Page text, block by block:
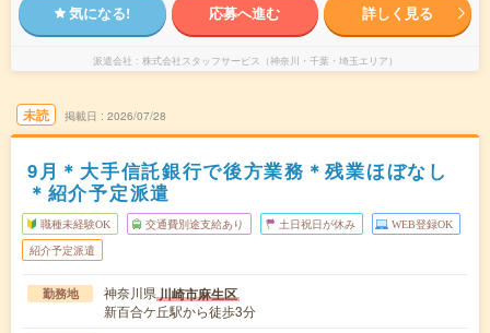
気になる! 応募へ進む 詳しく見る
派遣会社 株式会社スタッフサービス（神奈川・千葉・埼玉エリア）
未読 掲載日 2026/07/28
9月＊大手信託銀行で後方業務＊残業ほぼなし
＊紹介予定派遣
職種未経験OK 交通費別途支給あり 土日祝日が休み WEB登録OK
紹介予定派遣
勤務地 神奈川県川崎市麻生区
新百合ケ丘駅から徒歩3分